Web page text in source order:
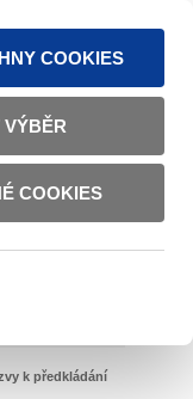
COOKIES
VÝBĚR
COOKIES
ENGLISH
k předkládání